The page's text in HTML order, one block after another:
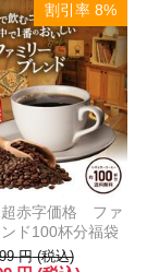
割引率 8%
赤字価格 ファ
ド100杯分福袋
円(税込)